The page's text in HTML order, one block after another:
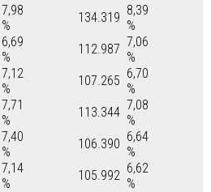
7,98
%
134.319 8,39
%
6,69
%
112.987 7,06
%
7,12
%
107.265 6,70
%
7,71
%
113.344 7,08
%
7,40
%
106.390 6,64
%
7,14
%
105.992 6,62
%